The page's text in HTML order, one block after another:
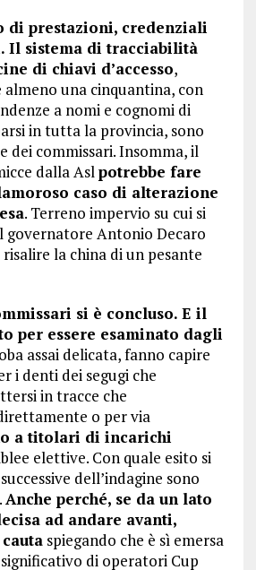
di prestazioni, credenziali
Il sistema di tracciabilità
di chiavi d’accesso,
una cinquantina, con
a nomi e cognomi di
in tutta la provincia, sono
dei commissari. Insomma, il
dalla Aslpotrebbe fare
caso di alterazione
. Terreno impervio su cui si
governatore Antonio Decaro
la china di un pesante
si è concluso. E il
per essere esaminato dagli
assai delicata, fanno capire
i denti dei segugi che
in tracce che
o per via
a titolari di incarichi
elettive. Con quale esito si
dell’indagine sono
Anche perché, se da un lato
ad andare avanti,
spiegando che è sì emersa
di operatori Cup